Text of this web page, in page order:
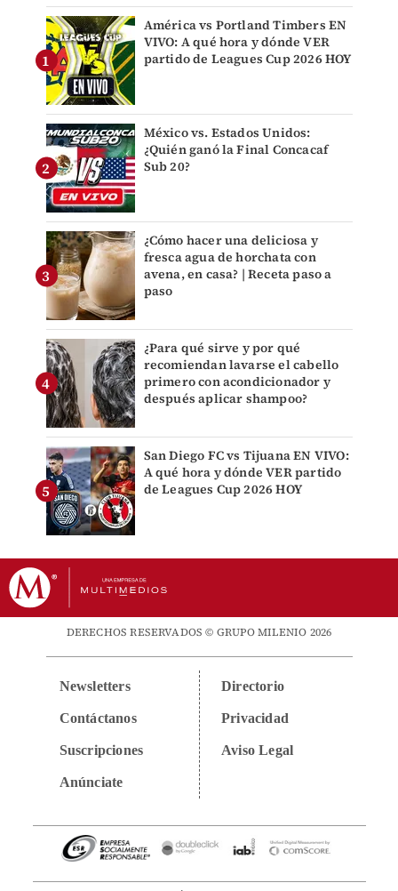
América vs Portland Timbers EN
VIVO: A qué hora y dónde VER
partido de Leagues Cup 2026 HOY
México vs. Estados Unidos:
¿Quién ganó la Final Concacaf
Sub 20?
¿Cómo hacer una deliciosa y
fresca agua de horchata con
avena, en casa? | Receta paso a
paso
¿Para qué sirve y por qué
recomiendan lavarse el cabello
primero con acondicionador y
después aplicar shampoo?
San Diego FC vs Tijuana EN VIVO:
A qué hora y dónde VER partido
de Leagues Cup 2026 HOY
DERECHOS RESERVADOS © GRUPO MILENIO 2026
Newsletters
Contáctanos
Suscripciones
Anúnciate
Directorio
Privacidad
Aviso Legal